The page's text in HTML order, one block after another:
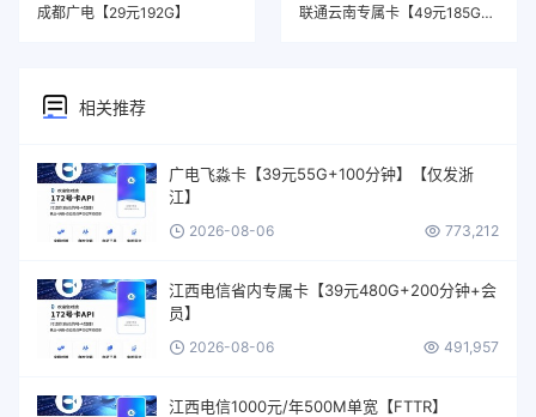
成都广电【29元192G】
联通云南专属卡【49元185G+100分钟】
相关推荐
广电飞淼卡【39元55G+100分钟】【仅发浙
江】
2026-08-06 773,212
江西电信省内专属卡【39元480G+200分钟+会
员】
2026-08-06 491,957
江西电信1000元/年500M单宽【FTTR】